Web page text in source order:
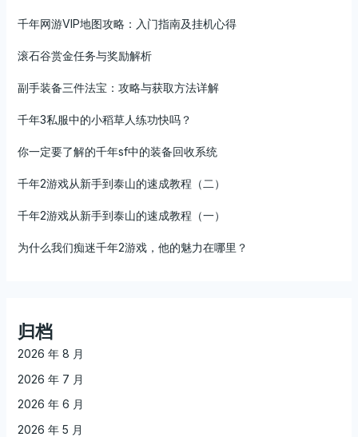
千年网游VIP地图攻略：入门指南及挂机心得
滚石谷赏金任务与奖励解析
副手装备三件法宝：攻略与获取方法详解
千年3私服中的小稻草人练功快吗？
你一定要了解的千年sf中的装备回收系统
千年2游戏从新手到泰山的速成教程（二）
千年2游戏从新手到泰山的速成教程（一）
为什么我们痴迷千年2游戏，他的魅力在哪里？
归档
2026 年 8 月
2026 年 7 月
2026 年 6 月
2026 年 5 月